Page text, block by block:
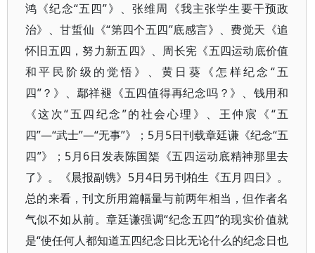
鸿《纪念“五四”》、张维周《我主张学生要干预政
治》、甘蜇仙《“第四个五四”底感言》、费觉天《追
怀旧五四，努力新五四》、周长宪《五四运动底价值
和平民阶级的觉悟》、黄日葵《怎样纪念“五
四”？》、鄢祥褪《五四值得再纪念吗？》、钱用和
《这次“五四纪念”的社会心理》、王仲宸《“五
四”—“武士”—“无事”》；5月5日刊载章廷谦《纪念“五
四”》；5月6日发表陈国榘《五四运动底精神那里去
了》。《晨报副镌》5月4日另刊柏生《五月四日》。
总的来看，刊文所用篇幅量与前两年相当，但作者名
气似不如从前。章廷谦强调“纪念五四”的现实价值就
是“使任何人都知道五四纪念日比无论什么的纪念日也